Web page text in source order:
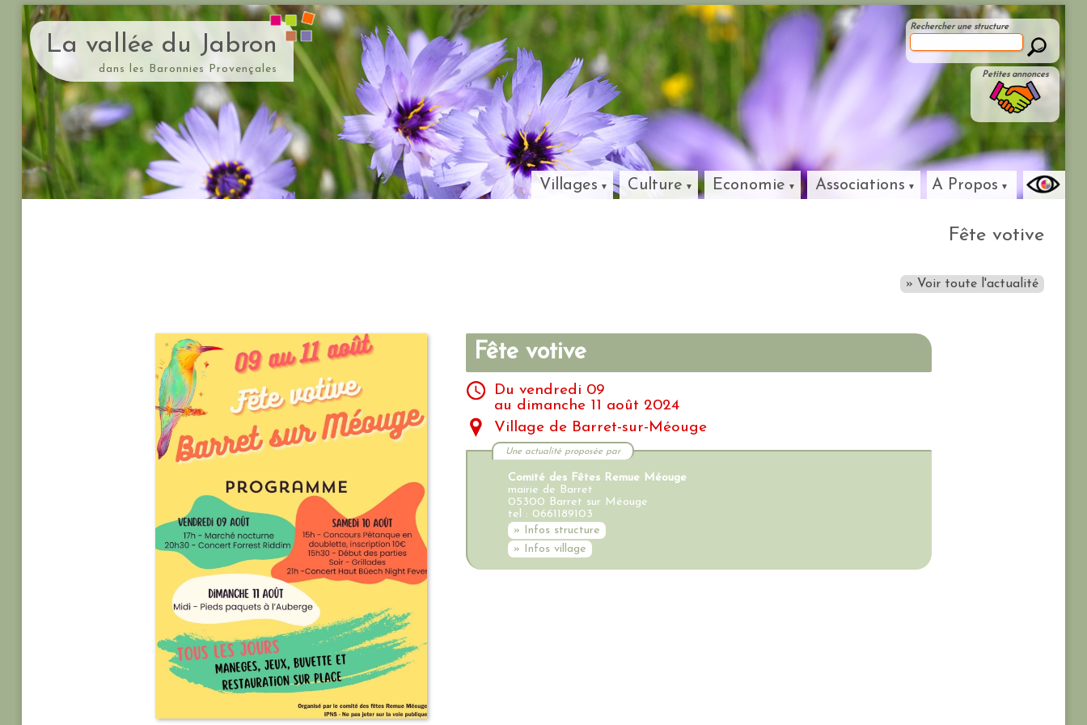
La vallée du Jabron
dans les Baronnies Provençales
Rechercher une structure
Petites annonces
Villages Culture Economie Associations A Propos
Fête votive
» Voir toute l'actualité
Fête votive
Du vendredi 09
au dimanche 11 août 2024
Village de Barret-sur-Méouge
Une actualité proposée par
Comité des Fêtes Remue Méouge
mairie de Barret
05300 Barret sur Méouge
tel : 0661189103
» Infos structure
» Infos village